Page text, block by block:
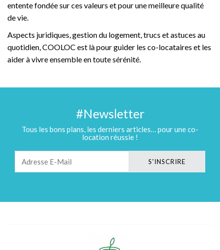
entente fondée sur ces valeurs et pour une meilleure qualité
de vie.
Aspects juridiques, gestion du logement, trucs et astuces au
quotidien, COOLOC est là pour guider les co-locataires et les
aider à vivre ensemble en toute sérénité.
#Newsletter
Tous les bons plans, les derniers articles… pour une co-
location réussie !